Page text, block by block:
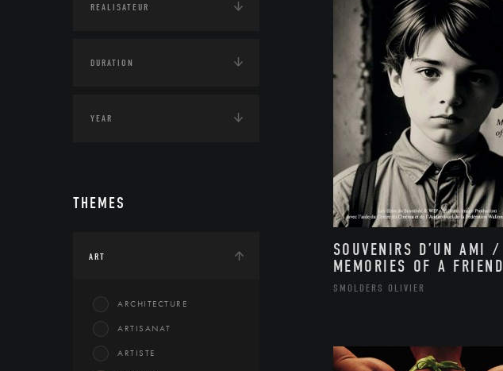
THEMES
ART
ARCHITECTURE
ARTISANAT
ARTISTE
SOUVENIRS D’UN AMI /
MEMORIES OF A FRIEND
SMOLDERS OLIVIER